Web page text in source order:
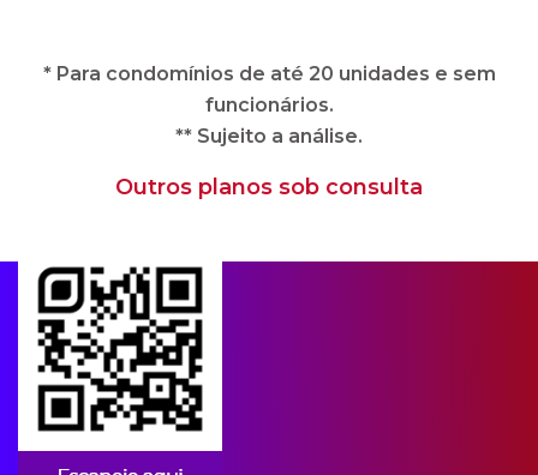
A CIPA oferece soluções imobiliárias
completas e adequadas às